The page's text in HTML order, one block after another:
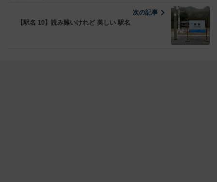
次の記事
【駅名 10】読み難いけれど 美しい 駅名